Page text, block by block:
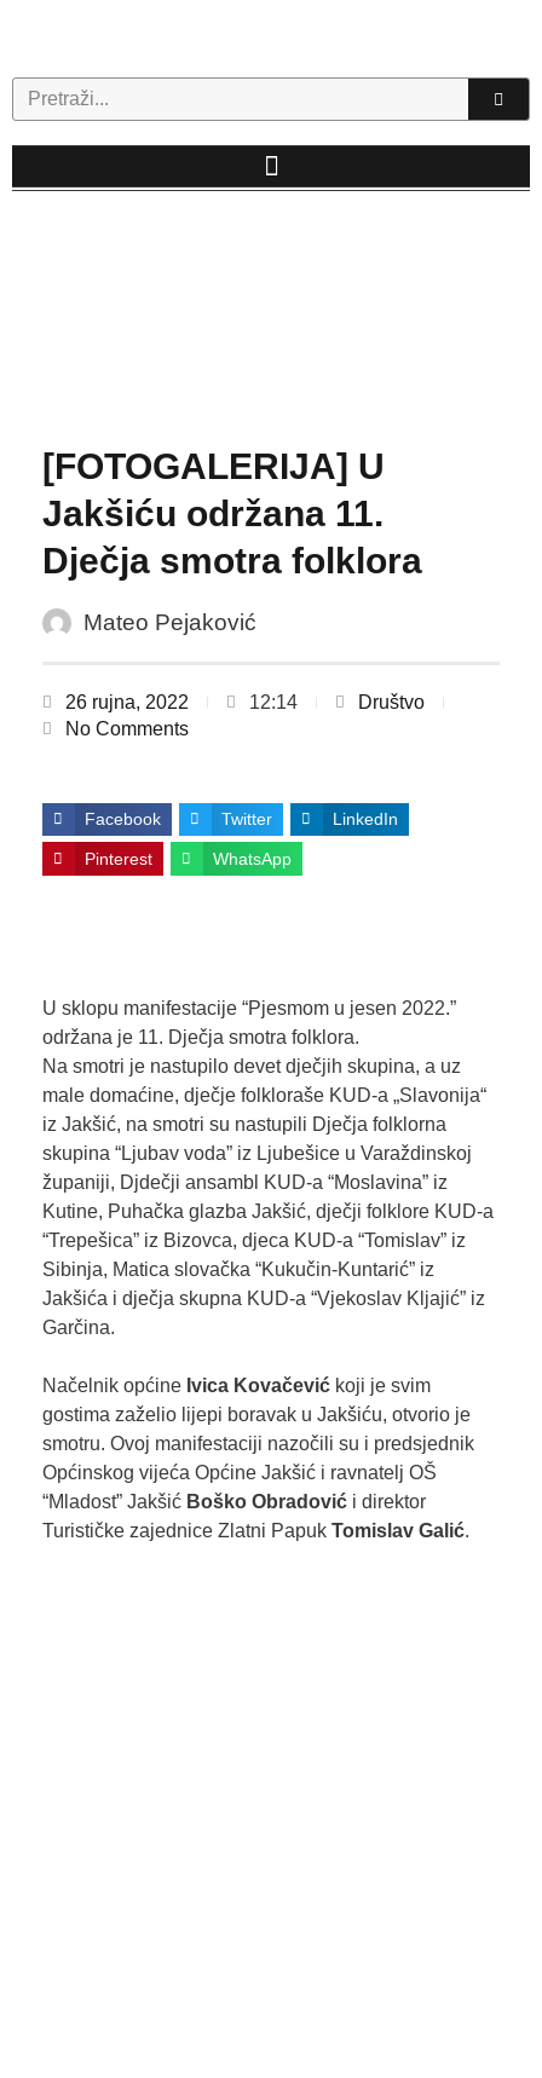
Search
[FOTOGALERIJA] U
Jakšiću održana 11.
Dječja smotra folklora
Mateo Pejaković
26 rujna, 2022 12:14
Društvo
No Comments
Facebook Twitter LinkedIn
Pinterest WhatsApp
U sklopu manifestacije “Pjesmom u jesen 2022.”
održana je 11. Dječja smotra folklora.
Na smotri je nastupilo devet dječjih skupina, a uz
male domaćine, dječje folkloraše KUD-a „Slavonija“
iz Jakšić, na smotri su nastupili Dječja folklorna
skupina “Ljubav voda” iz Ljubešice u Varaždinskoj
županiji, Djdečji ansambl KUD-a “Moslavina” iz
Kutine, Puhačka glazba Jakšić, dječji folklore KUD-a
“Trepešica” iz Bizovca, djeca KUD-a “Tomislav” iz
Sibinja, Matica slovačka “Kukučin-Kuntarić” iz
Jakšića i dječja skupna KUD-a “Vjekoslav Kljajić” iz
Garčina.
Načelnik općineIvica Kovačevićkoji je svim
gostima zaželio lijepi boravak u Jakšiću, otvorio je
smotru. Ovoj manifestaciji nazočili su i predsjednik
Općinskog vijeća Općine Jakšić i ravnatelj OŠ
“Mladost” Jakšić Boško Obradović i direktor
Turističke zajednice Zlatni Papuk Tomislav Galić.